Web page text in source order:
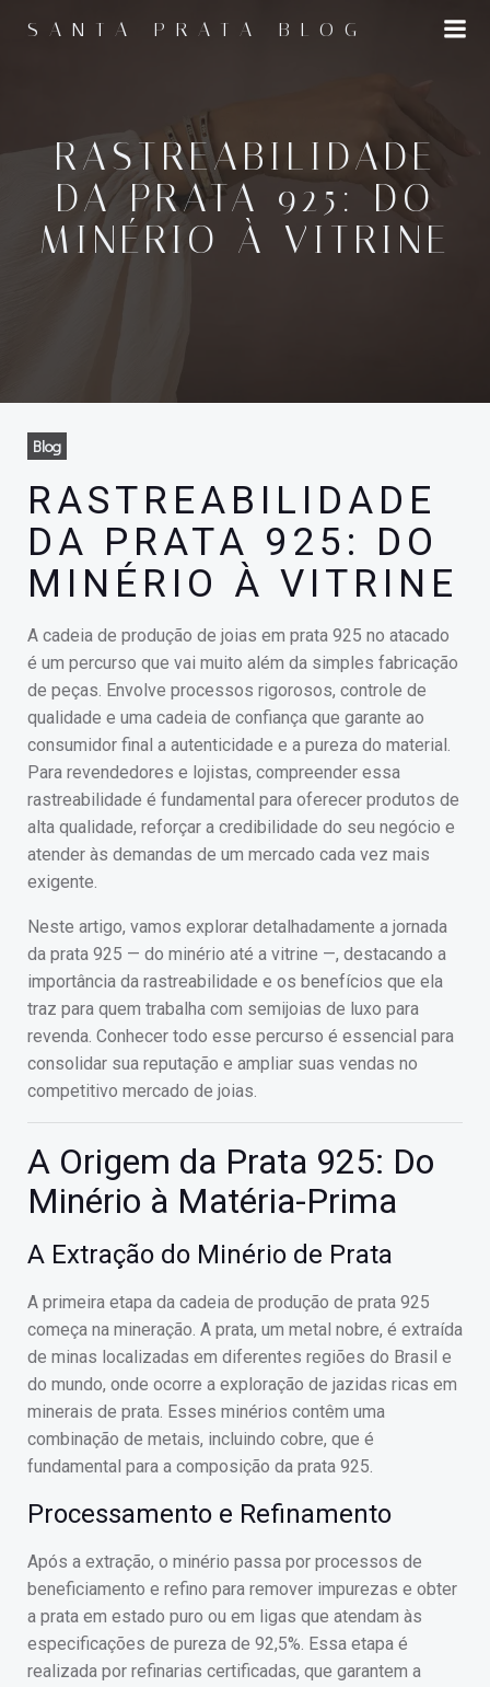
para
SANTA PRATA BLOG
RASTREABILIDADE
DA PRATA 925: DO
MINÉRIO À VITRINE
Blog
RASTREABILIDADE
DA PRATA 925: DO
MINÉRIO À VITRINE
A cadeia de produção de joias em prata 925 no atacado
é um percurso que vai muito além da simples fabricação
de peças. Envolve processos rigorosos, controle de
qualidade e uma cadeia de confiança que garante ao
consumidor final a autenticidade e a pureza do material.
Para revendedores e lojistas, compreender essa
rastreabilidade é fundamental para oferecer produtos de
alta qualidade, reforçar a credibilidade do seu negócio e
atender às demandas de um mercado cada vez mais
exigente.
Neste artigo, vamos explorar detalhadamente a jornada
da prata 925 — do minério até a vitrine —, destacando a
importância da rastreabilidade e os benefícios que ela
traz para quem trabalha com semijoias de luxo para
revenda. Conhecer todo esse percurso é essencial para
consolidar sua reputação e ampliar suas vendas no
competitivo mercado de joias.
A Origem da Prata 925: Do
Minério à Matéria-Prima
A Extração do Minério de Prata
A primeira etapa da cadeia de produção de prata 925
começa na mineração. A prata, um metal nobre, é extraída
de minas localizadas em diferentes regiões do Brasil e
do mundo, onde ocorre a exploração de jazidas ricas em
minerais de prata. Esses minérios contêm uma
combinação de metais, incluindo cobre, que é
fundamental para a composição da prata 925.
Processamento e Refinamento
Após a extração, o minério passa por processos de
beneficiamento e refino para remover impurezas e obter
a prata em estado puro ou em ligas que atendam às
especificações de pureza de 92,5%. Essa etapa é
realizada por refinarias certificadas, que garantem a